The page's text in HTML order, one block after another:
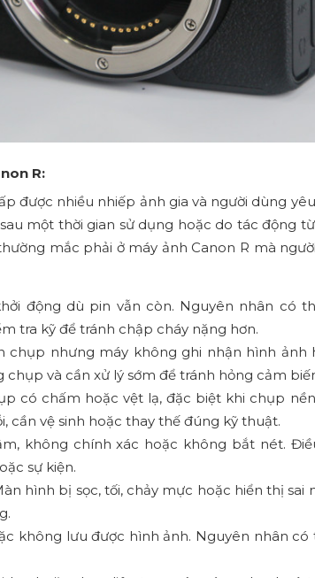
R:
được nhiều nhiếp ảnh gia và người dùng
một thời gian sử dụng hoặc do tác động
mắc phải ở máy ảnh Canon R mà
động dù pin vẫn còn. Nguyên nhân có
tra kỹ để tránh chập cháy nặng hơn.
chụp nhưng máy không ghi nhận hình ảnh
và cần xử lý sớm để tránh hỏng cảm
có chấm hoặc vệt lạ, đặc biệt khi chụp
cần vệ sinh hoặc thay thế đúng kỹ thuật.
không chính xác hoặc không bắt nét.
sự kiện.
hình bị sọc, tối, chảy mực hoặc hiển thị sai
không lưu được hình ảnh. Nguyên nhân